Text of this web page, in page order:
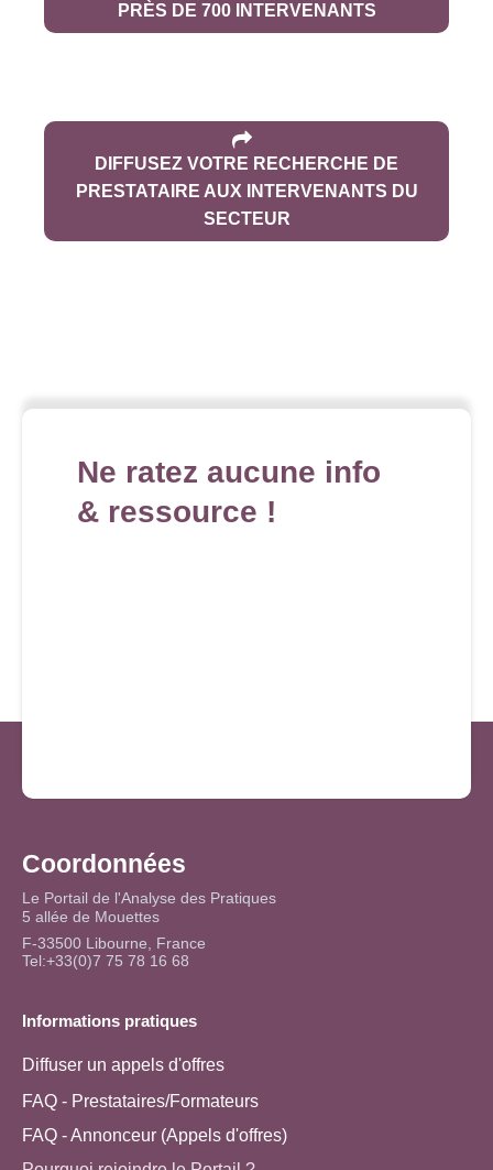
PRÈS DE 700 INTERVENANTS
DIFFUSEZ VOTRE RECHERCHE DE
PRESTATAIRE AUX INTERVENANTS DU
SECTEUR
Ne ratez aucune info
& ressource !
Coordonnées
Le Portail de l'Analyse des Pratiques
5 allée de Mouettes
F-33500 Libourne, France
Tel:+33(0)7 75 78 16 68
Informations pratiques
Diffuser un appels d'offres
FAQ - Prestataires/Formateurs
FAQ - Annonceur (Appels d'offres)